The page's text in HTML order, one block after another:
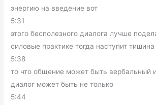
энергию на введение вот
5:31
этого бесполезного диалога лучше
силовые практике тогда наступит
5:38
то что общение может быть вербальный
диалог может быть не только
5:44